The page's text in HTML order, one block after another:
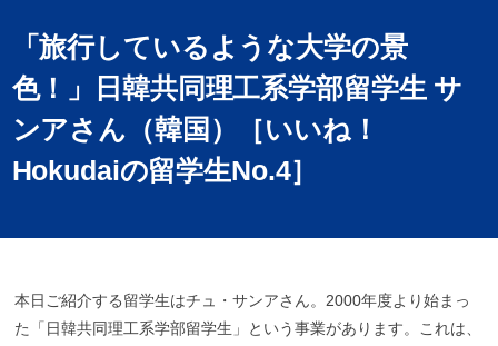
「旅行しているような大学の景
色！」
日韓共同理工系学部留学生 サ
ンアさん （韓国）
［いいね！
Hokudaiの留学生No.4］
本日ご紹介する留学生はチュ・サンアさん。2000年度より始まっ
た「日韓共同理工系学部留学生」という事業があります。これは、